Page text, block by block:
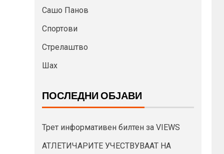
Сашо Панов
Спортови
Стрелаштво
Шах
ПОСЛЕДНИ ОБЈАВИ
Трет информативен билтен за VIEWS
АТЛЕТИЧАРИТЕ УЧЕСТВУВААТ НА